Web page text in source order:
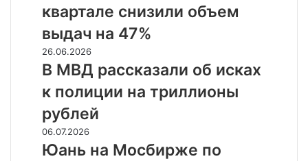
процентов
квартале
снизили
объем
выдач
47%
квартале снизили объем
выдач на 47%
В
МВД
рассказали
об
исках
к
полиции
на
26.06.2026
В МВД рассказали об исках
к полиции на триллионы
рублей
Юань
на
06.07.2026
Юань на Мосбирже по